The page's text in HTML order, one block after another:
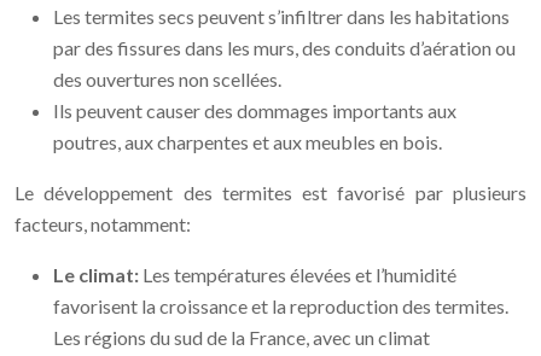
Les termites secs peuvent s’infiltrer dans les habitations
par des fissures dans les murs, des conduits d’aération ou
des ouvertures non scellées.
Ils peuvent causer des dommages importants aux
poutres, aux charpentes et aux meubles en bois.
Le développement des termites est favorisé par plusieurs
facteurs, notamment:
Le climat: Les températures élevées et l’humidité
favorisent la croissance et la reproduction des termites.
Les régions du sud de la France, avec un climat